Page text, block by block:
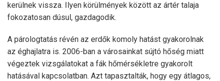
kerülnek vissza. Ilyen körülmények között az ártér talaja
fokozatosan dúsul, gazdagodik.
A párologtatás révén az erdők komoly hatást gyakorolnak
az éghajlatra is. 2006-ban a városainkat sújtó hőség miatt
végeztek vizsgálatokat a fák hőmérsékletre gyakorolt
hatásával kapcsolatban. Azt tapasztalták, hogy egy átlagos,